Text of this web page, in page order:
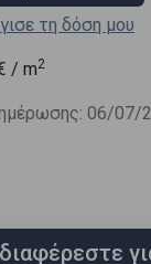
τη δόση μου
/ m2
06/07/